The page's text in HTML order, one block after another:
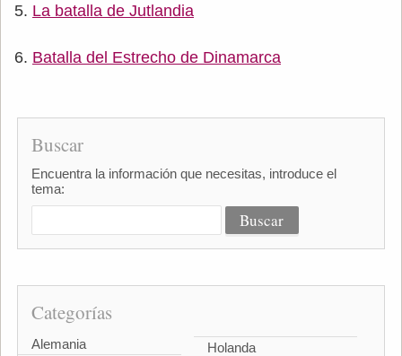
La batalla de Jutlandia
Batalla del Estrecho de Dinamarca
Buscar
Encuentra la información que necesitas, introduce el
tema:
Categorías
Alemania
Holanda